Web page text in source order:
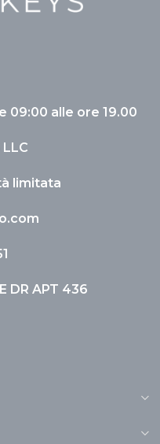
09:00 alle ore 19.00
LLC
limitata
DR APT 436